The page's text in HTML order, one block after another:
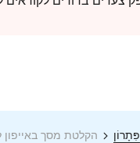
פִּתָרוֹן הקלטת מסך באייפון